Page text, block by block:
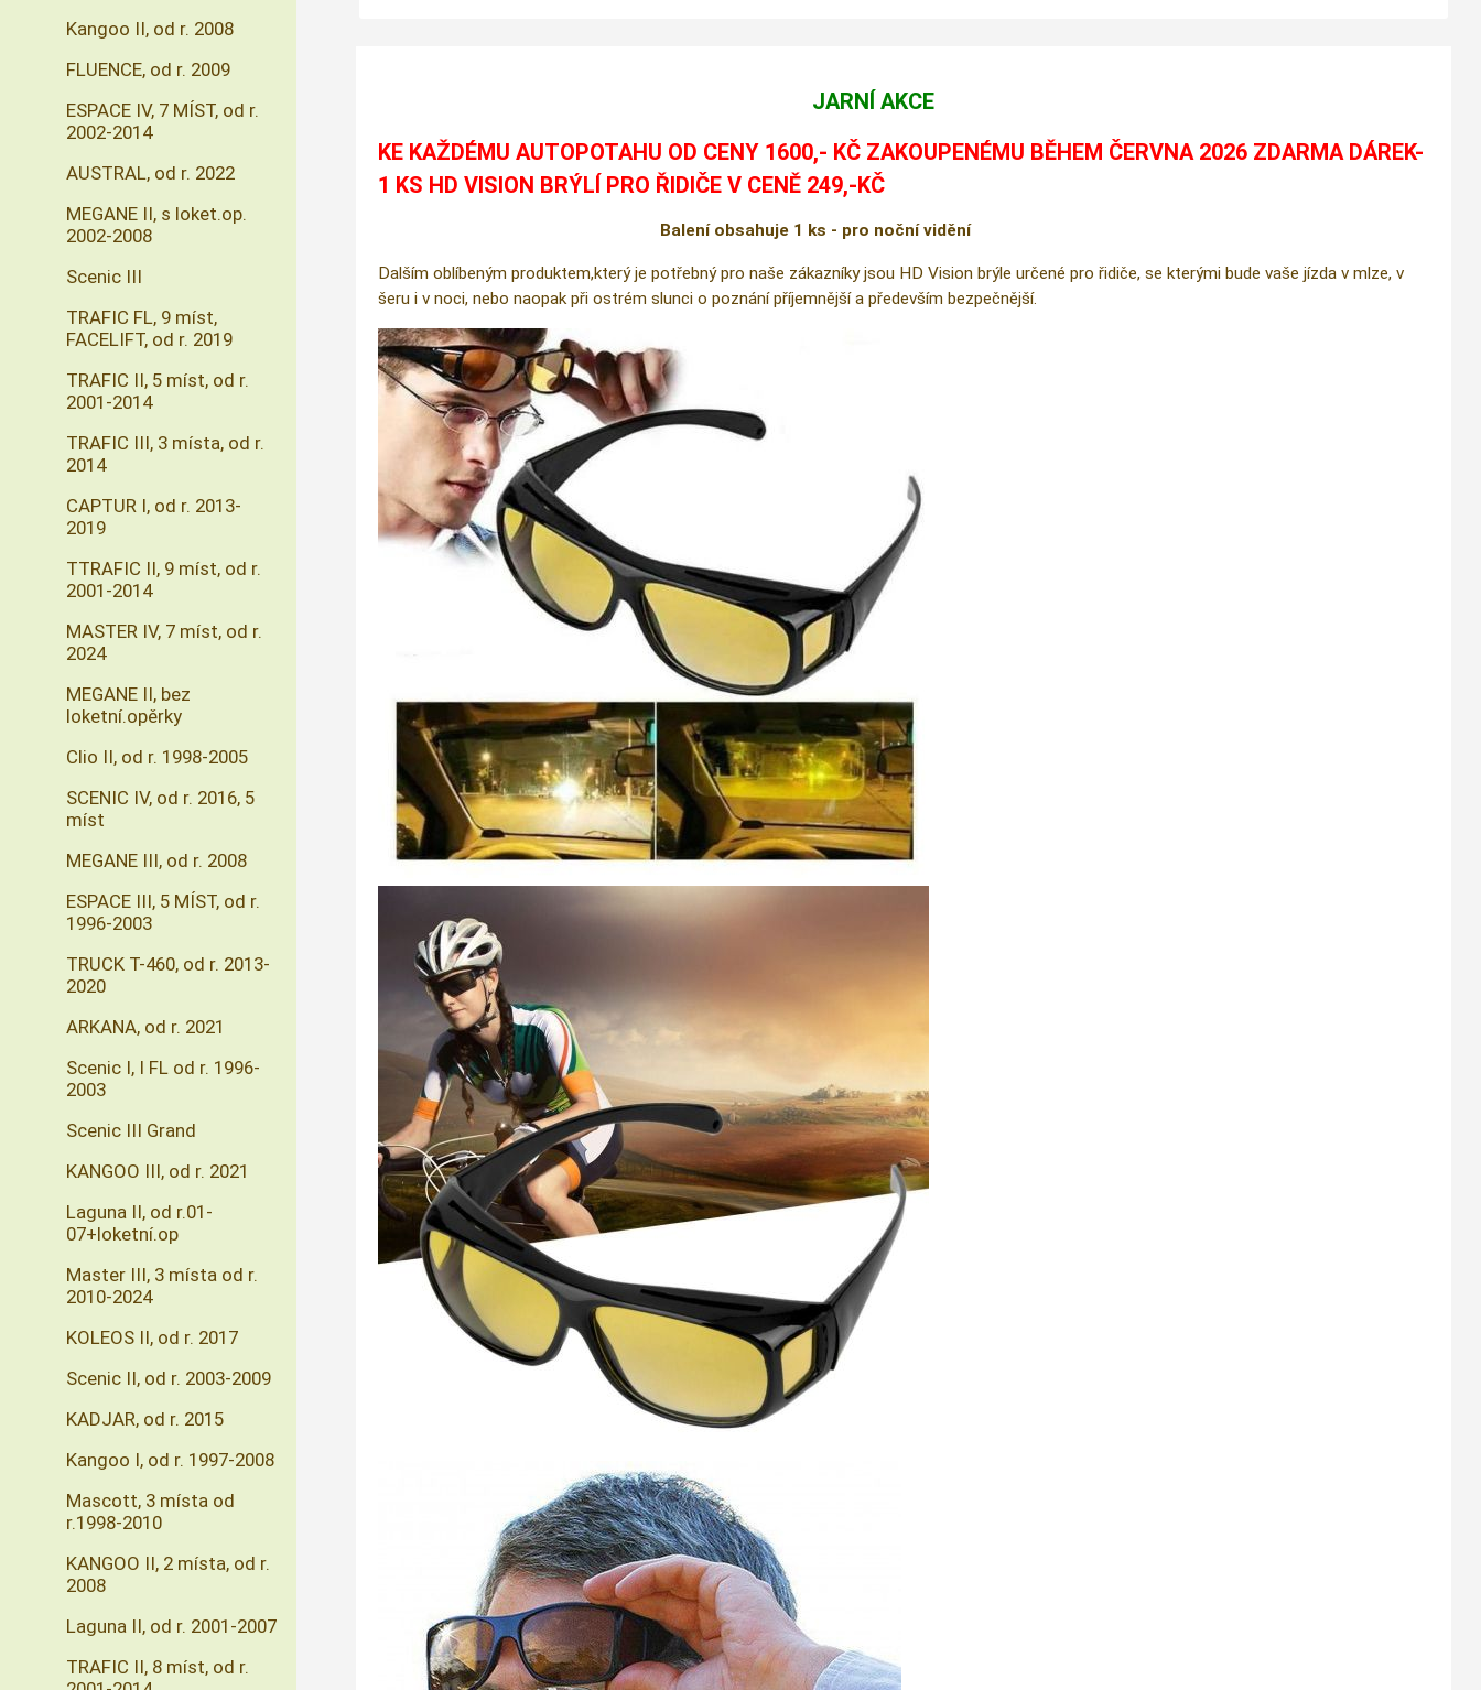
JARNÍ AKCE
KE KAŽDÉMU AUTOPOTAHU OD CENY 1600,- KČ ZAKOUPENÉMU BĚHEM ČERVNA 2026 ZDARMA DÁREK-
1 KS HD VISION BRÝLÍ PRO ŘIDIČE V CENĚ 249,-KČ
Balení obsahuje 1 ks - pro noční vidění
Dalším oblíbeným produktem,který je potřebný pro naše zákazníky jsou HD Vision brýle určené pro řidiče, se kterými bude vaše jízda v mlze, v
šeru i v noci, nebo naopak při ostrém slunci o poznání příjemnější a především bezpečnější.
Kangoo II, od r. 2008
FLUENCE, od r. 2009
ESPACE IV, 7 MÍST, od r.
2002-2014
AUSTRAL, od r. 2022
MEGANE II, s loket.op.
2002-2008
Scenic III
TRAFIC FL, 9 míst,
FACELIFT, od r. 2019
TRAFIC II, 5 míst, od r.
2001-2014
TRAFIC III, 3 místa, od r.
2014
CAPTUR I, od r. 2013-
2019
TTRAFIC II, 9 míst, od r.
2001-2014
MASTER IV, 7 míst, od r.
2024
MEGANE II, bez
loketní.opěrky
Clio II, od r. 1998-2005
SCENIC IV, od r. 2016, 5
míst
MEGANE III, od r. 2008
ESPACE III, 5 MÍST, od r.
1996-2003
TRUCK T-460, od r. 2013-
2020
ARKANA, od r. 2021
Scenic I, I FL od r. 1996-
2003
Scenic III Grand
KANGOO III, od r. 2021
Laguna II, od r.01-
07+loketní.op
Master III, 3 místa od r.
2010-2024
KOLEOS II, od r. 2017
Scenic II, od r. 2003-2009
KADJAR, od r. 2015
Kangoo I, od r. 1997-2008
Mascott, 3 místa od
r.1998-2010
KANGOO II, 2 místa, od r.
2008
Laguna II, od r. 2001-2007
TRAFIC II, 8 míst, od r.